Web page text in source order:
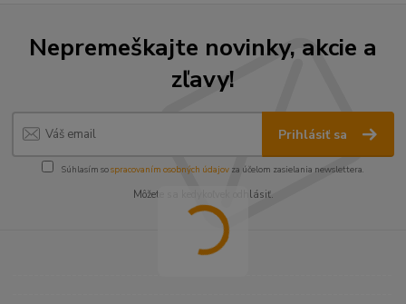
Nepremeškajte novinky, akcie a
zľavy!
Prihlásiť sa
Súhlasím sospracovaním osobných údajov za účelom zasielania newslettera.
Môžete sa kedykoľvek odhlásiť.